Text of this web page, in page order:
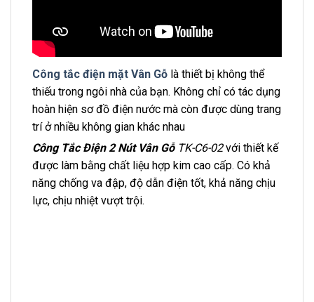
Công tắc điện mặt Vân Gỗ là thiết bị không thể
thiếu trong ngôi nhà của bạn. Không chỉ có tác dụng
hoàn hiện sơ đồ điện nước mà còn được dùng trang
trí ở nhiều không gian khác nhau
Công Tắc Điện 2 Nút Vân Gỗ TK-C6-02với thiết kế
được làm bằng chất liệu hợp kim cao cấp. Có khả
năng chống va đập, độ dẫn điện tốt, khả năng chịu
lực, chịu nhiệt vượt trội.